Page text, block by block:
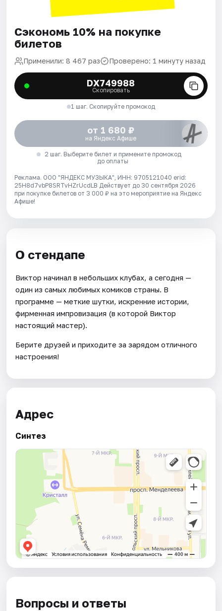
Сэкономь 10% на покупке
билетов
Применили: 8 467 раз Проверено: 1 минуту назад
DX749988
Скопировать
1 шаг. Скопируйте промокод
от 1 680 ₽
на Яндекс Афише
2 шаг. Выберите билет и примените промокод
до оплаты
Реклама. ООО "ЯНДЕКС МУЗЫКА", ИНН: 9705121040 erid:
25H8d7vbP8SRTvHZrUcdLB Действует до 30 сентября 2026
при покупке билетов от 3 000 ₽ на это мероприятие на Яндекс
Афише!
О стендапе
Виктор начинал в небольших клубах, а сегодня —
один из самых любимых комиков страны. В
программе — меткие шутки, искренние истории,
фирменная импровизация (в которой Виктор
настоящий мастер).
Берите друзей и приходите за зарядом отличного
настроения!
Адрес
Синтез
Вопросы и ответы